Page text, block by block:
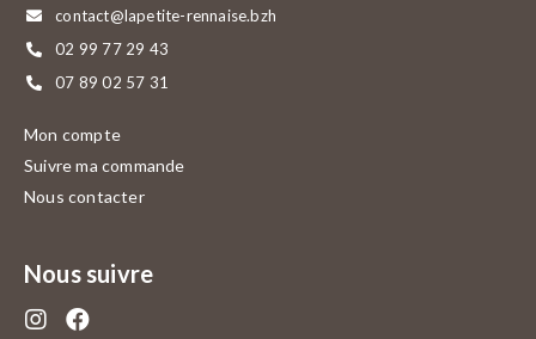
contact@lapetite-rennaise.bzh
02 99 77 29 43
07 89 02 57 31
Mon compte
Suivre ma commande
Nous contacter
Nous suivre